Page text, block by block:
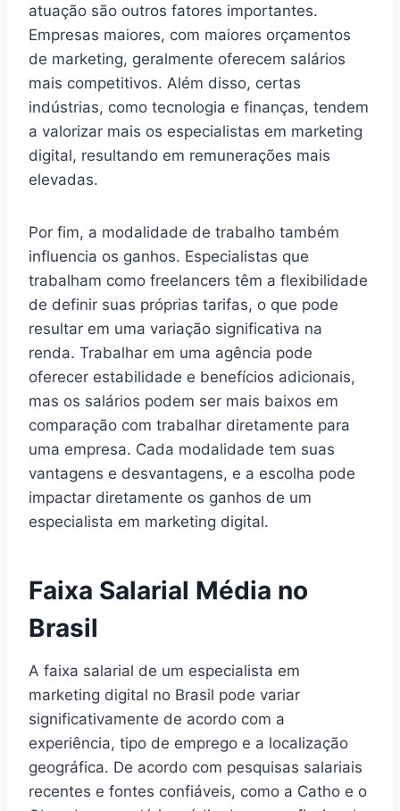
atuação são outros fatores importantes.
Empresas maiores, com maiores orçamentos
de marketing, geralmente oferecem salários
mais competitivos. Além disso, certas
indústrias, como tecnologia e finanças, tendem
a valorizar mais os especialistas em marketing
digital, resultando em remunerações mais
elevadas.
Por fim, a modalidade de trabalho também
influencia os ganhos. Especialistas que
trabalham como freelancers têm a flexibilidade
de definir suas próprias tarifas, o que pode
resultar em uma variação significativa na
renda. Trabalhar em uma agência pode
oferecer estabilidade e benefícios adicionais,
mas os salários podem ser mais baixos em
comparação com trabalhar diretamente para
uma empresa. Cada modalidade tem suas
vantagens e desvantagens, e a escolha pode
impactar diretamente os ganhos de um
especialista em marketing digital.
Faixa Salarial Média no
Brasil
A faixa salarial de um especialista em
marketing digital no Brasil pode variar
significativamente de acordo com a
experiência, tipo de emprego e a localização
geográfica. De acordo com pesquisas salariais
recentes e fontes confiáveis, como a Catho e o